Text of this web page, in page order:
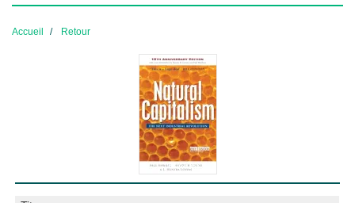
Accueil Retour